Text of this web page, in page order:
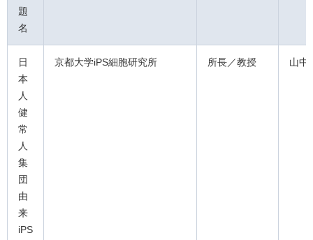
題
名
日
本
人
健
常
人
集
団
由
来
iPS
京都大学iPS細胞研究所 所長／教授 山